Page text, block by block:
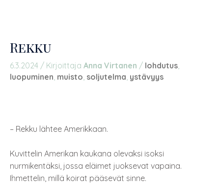
Rekku
6.3.2024 / Kirjoittaja Anna Virtanen / lohdutus,
luopuminen, muisto, soljutelma, ystävyys
– Rekku lähtee Amerikkaan.
Kuvittelin Amerikan kaukana olevaksi isoksi
nurmikentäksi, jossa eläimet juoksevat vapaina.
Ihmettelin, millä koirat pääsevät sinne.